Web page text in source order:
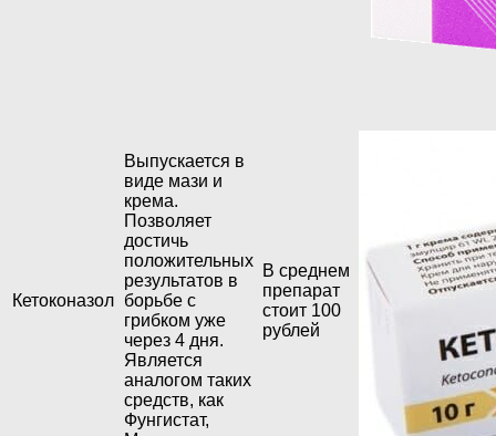
Кетоконазол
Выпускается в
виде мази и
крема.
Позволяет
достичь
положительных
результатов в
борьбе с
грибком уже
через 4 дня.
Является
аналогом таких
средств, как
Фунгистат,
В среднем
препарат
стоит 100
рублей